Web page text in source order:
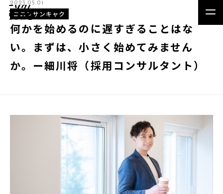
何かを始めるのに遅すぎることはな
い。まずは、小さく始めてみません
か。ー細川将（採用コンサルタント）
2023.05.01
ニニンサンキャク